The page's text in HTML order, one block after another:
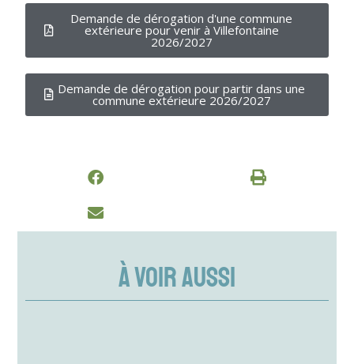
Demande de dérogation d'une commune
extérieure pour venir à Villefontaine
2026/2027
Demande de dérogation pour partir dans une
commune extérieure 2026/2027
À VOIR AUSSI